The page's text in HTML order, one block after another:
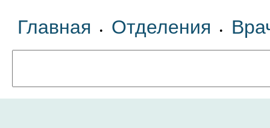
Главная • Отделения •